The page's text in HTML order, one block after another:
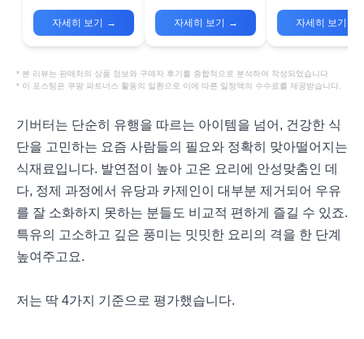
자세히 보기 → 자세히 보기 → 자세히 보기
* 본 리뷰는 판매처의 상품 정보와 구매자 후기를 종합적으로 분석하여 작성되었습니다
* 이 포스팅은 쿠팡 파트너스 활동의 일환으로 이에 따른 일정액의 수수료를 제공받습니다.
기버터는 단순히 유행을 따르는 아이템을 넘어, 건강한 식
단을 고민하는 요즘 사람들의 필요와 정확히 맞아떨어지는
식재료입니다. 발연점이 높아 고온 요리에 안성맞춤인 데
다, 정제 과정에서 유당과 카제인이 대부분 제거되어 우유
를 잘 소화하지 못하는 분들도 비교적 편하게 즐길 수 있죠.
특유의 고소하고 깊은 풍미는 밋밋한 요리의 격을 한 단계
높여주고요.
저는 딱 4가지 기준으로 평가했습니다.